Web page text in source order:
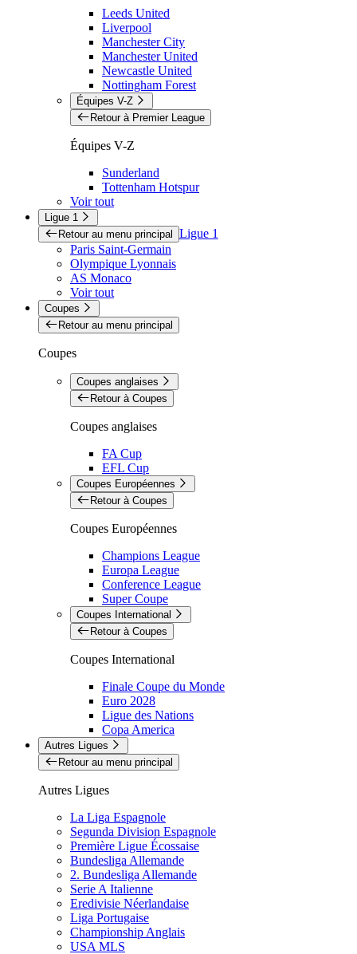
Leeds United
Liverpool
Manchester City
Manchester United
Newcastle United
Nottingham Forest
Équipes V-Z
Retour à Premier League
Équipes V-Z
Sunderland
Tottenham Hotspur
Voir tout
Ligue 1
Retour au menu principal Ligue 1
Paris Saint-Germain
Olympique Lyonnais
AS Monaco
Voir tout
Coupes
Retour au menu principal
Coupes
Coupes anglaises
Retour à Coupes
Coupes anglaises
FA Cup
EFL Cup
Coupes Européennes
Retour à Coupes
Coupes Européennes
Champions League
Europa League
Conference League
Super Coupe
Coupes International
Retour à Coupes
Coupes International
Finale Coupe du Monde
Euro 2028
Ligue des Nations
Copa America
Autres Ligues
Retour au menu principal
Autres Ligues
La Liga Espagnole
Segunda Division Espagnole
Première Ligue Écossaise
Bundesliga Allemande
2. Bundesliga Allemande
Serie A Italienne
Eredivisie Néerlandaise
Liga Portugaise
Championship Anglais
USA MLS